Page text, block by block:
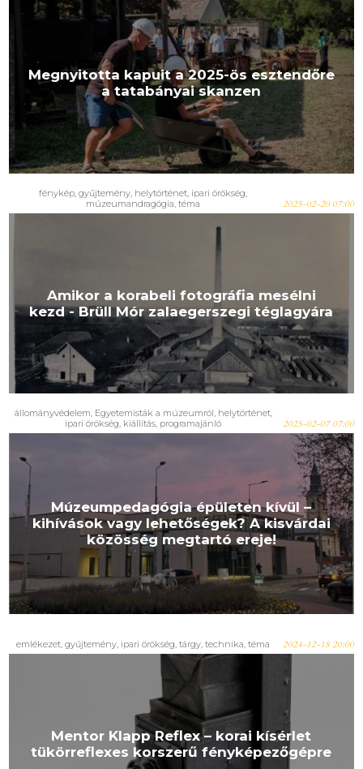
Megnyitotta kapuit a 2025-ös esztendőre
a tatabányai skanzen
fénykép gyűjtemény helytörténet ipari örökség
múzeumandragógia téma 2025-02-20 07:00
Amikor a korabeli fotográfia mesélni
kezd - Brüll Mór zalaegerszegi téglagyára
állományvédelem, Egyetemisták a múzeumról, helytörténet,
ipari örökség, kiállítás, programajánló 2025-02-07 07:00
Múzeumpedagógia épületen kívül –
kihívások vagy lehetőségek? A kisvárdai
közösség megtartó ereje!
emlékezet, gyűjtemény, ipari örökség, tárgy, technika, téma 2024-12-18 20:00
Mentor Klapp Reflex – korai kísérlet
tükörreflexes korszerű fényképezőgépre